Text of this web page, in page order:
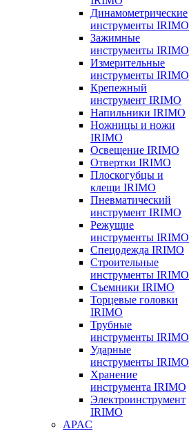
Динамометрические
инструменты IRIMO
Зажимные
инструменты IRIMO
Измерительные
инструменты IRIMO
Крепежный
инструмент IRIMO
Напильники IRIMO
Ножницы и ножи
IRIMO
Освещение IRIMO
Отвертки IRIMO
Плоскогубцы и
клещи IRIMO
Пневматический
инструмент IRIMO
Режущие
инструменты IRIMO
Спецодежда IRIMO
Строительные
инструменты IRIMO
Съемники IRIMO
Торцевые головки
IRIMO
Трубные
инструменты IRIMO
Ударные
инструменты IRIMO
Хранение
инструмента IRIMO
Электроинструмент
IRIMO
APAC